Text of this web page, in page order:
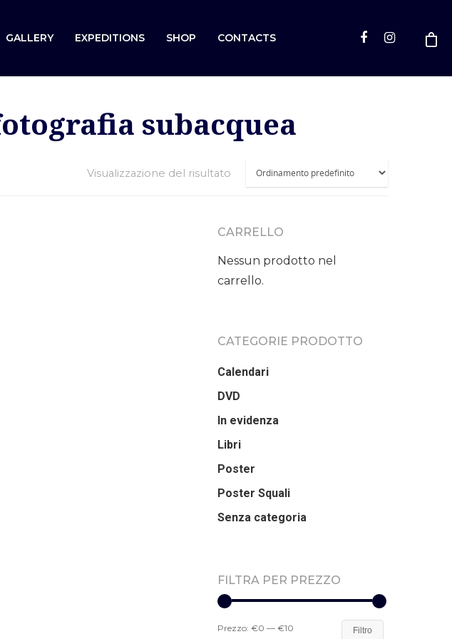
GALLERY EXPEDITIONS SHOP CONTACTS
subacquea
Visualizzazione del risultato
CARRELLO
Nessun prodotto nel
carrello.
CATEGORIE PRODOTTO
Calendari
DVD
In evidenza
Libri
Poster
Poster Squali
Senza categoria
FILTRA PER PREZZO
Filtro
Prezzo: €0 — €10